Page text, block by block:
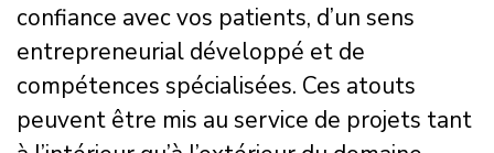
confiance avec vos patients, d’un sens
entrepreneurial développé et de
compétences spécialisées. Ces atouts
peuvent être mis au service de projets tant